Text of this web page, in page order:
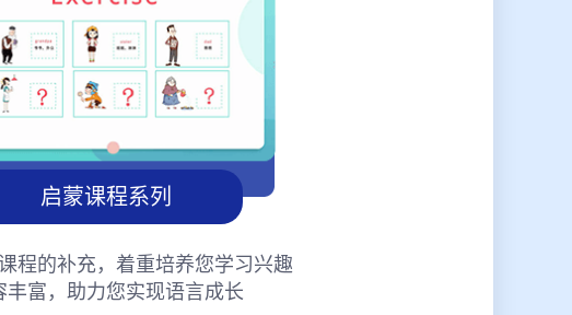
启蒙课程系列
程的补充，着重培养您学习兴趣
丰富，助力您实现语言成长